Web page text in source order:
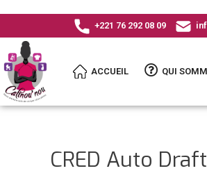
+221 76 292 08 09
ACCUEIL QUI
CRED Auto